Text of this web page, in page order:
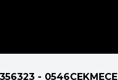
- 0546CEKMECE